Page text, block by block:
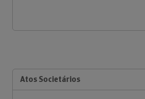
Atos Societários